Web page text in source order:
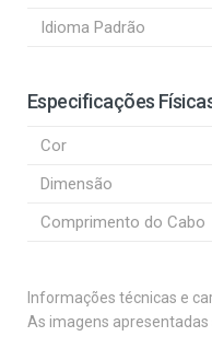
Idioma Padrão
Especificações
Cor
Dimensão
Comprimento do Cabo
Informações técnicas e
As imagens